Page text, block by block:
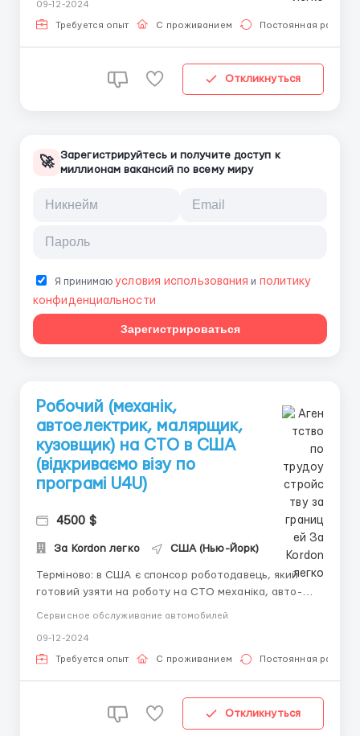
день зарплата від 25 до 35 $ на годину — в
залежності від кваліфікації та спеціалізації (оплата
09-12-2024
Требуется опыт С проживанием Постоянная работа
Откликнуться
🚀 Зарегистрируйтесь и получите доступ к
миллионам вакансий по всему миру
Я принимаюусловия использования и политику
конфиденциальности
Зарегистрироваться
Робочий (механік,
автоелектрик, малярщик,
кузовщик) на СТО в США
(відкриваємо візу по
програмі U4U)
4500 $
За Kordon легко США (Нью-Йорк)
Терміново: в США є спонсор роботодавець, який
готовий узяти на роботу на СТО механіка, авто-
електрика та спеціаліста з малярних і кузовних
програмі U4U для всіх членів сім'ї кандидата -
дружини та дітей❗️ Умови роботи: ✔️графік: 6 днів на
Сервисное обслуживание автомобилей
09-12-2024
Требуется опыт С проживанием Постоянная работа
Откликнуться